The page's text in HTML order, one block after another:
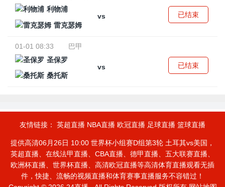
利物浦
vs
雷克瑟姆
已结束
01-01 08:33
巴甲
圣保罗
vs
桑托斯
已结束
友情链接： 英超直播 NBA直播 欧冠直播 足球直播 篮球直播
提供高清06月26日 10:00 世界杯小组赛D组第3轮 土耳其vs美国，
英超直播、在线法甲直播、CBA直播、德甲直播、五大联赛直播、
欧洲杯直播、世界杯直播、高清欧冠直播等高清体育直播观看无插
件，快捷、流畅的视频直播和体育赛事直播服务不容错过！